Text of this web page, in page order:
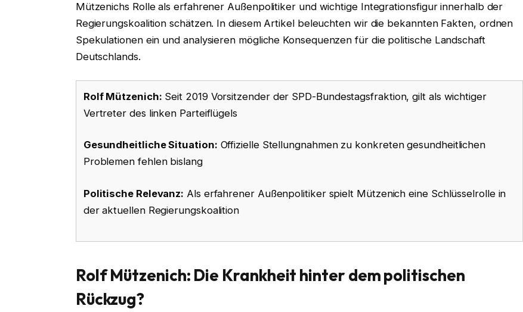
Mützenichs Rolle als erfahrener Außenpolitiker und wichtige Integrationsfigur innerhalb der
Regierungskoalition schätzen. In diesem Artikel beleuchten wir die bekannten Fakten, ordnen
Spekulationen ein und analysieren mögliche Konsequenzen für die politische Landschaft
Deutschlands.
Rolf Mützenich: Seit 2019 Vorsitzender der SPD-Bundestagsfraktion, gilt als wichtiger
Vertreter des linken Parteiflügels
Gesundheitliche Situation: Offizielle Stellungnahmen zu konkreten gesundheitlichen
Problemen fehlen bislang
Politische Relevanz: Als erfahrener Außenpolitiker spielt Mützenich eine Schlüsselrolle in
der aktuellen Regierungskoalition
Rolf Mützenich: Die Krankheit hinter dem politischen
Rückzug?